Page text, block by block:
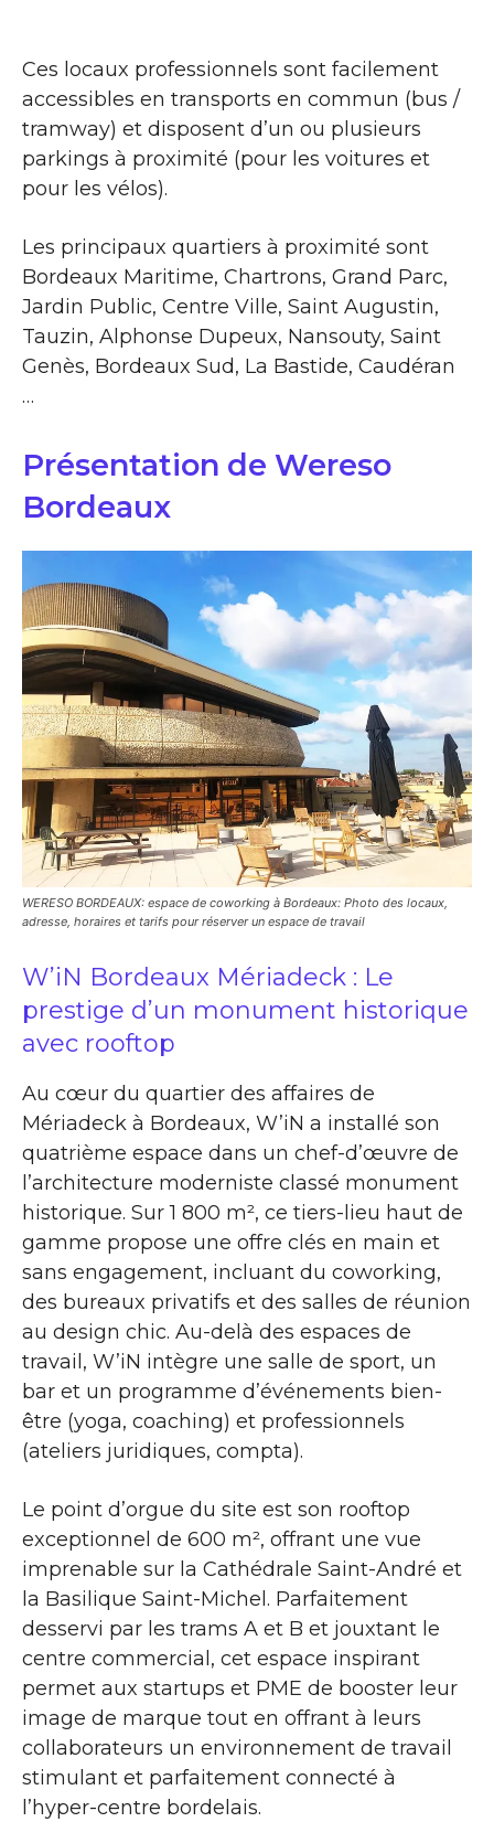
Ces locaux professionnels sont facilement
accessibles en transports en commun (bus /
tramway) et disposent d’un ou plusieurs
parkings à proximité (pour les voitures et
pour les vélos).
Les principaux quartiers à proximité sont
Bordeaux Maritime, Chartrons, Grand Parc,
Jardin Public, Centre Ville, Saint Augustin,
Tauzin, Alphonse Dupeux, Nansouty, Saint
Genès, Bordeaux Sud, La Bastide, Caudéran
…
Présentation de Wereso
Bordeaux
WERESO BORDEAUX: espace de coworking à Bordeaux: Photo des locaux,
adresse, horaires et tarifs pour réserver un espace de travail
W’iN Bordeaux Mériadeck : Le
prestige d’un monument historique
avec rooftop
Au cœur du quartier des affaires de
Mériadeck à Bordeaux, W’iN a installé son
quatrième espace dans un chef-d’œuvre de
l’architecture moderniste classé monument
historique. Sur 1 800 m², ce tiers-lieu haut de
gamme propose une offre clés en main et
sans engagement, incluant du coworking,
des bureaux privatifs et des salles de réunion
au design chic. Au-delà des espaces de
travail, W’iN intègre une salle de sport, un
bar et un programme d’événements bien-
être (yoga, coaching) et professionnels
(ateliers juridiques, compta).
Le point d’orgue du site est son rooftop
exceptionnel de 600 m², offrant une vue
imprenable sur la Cathédrale Saint-André et
la Basilique Saint-Michel. Parfaitement
desservi par les trams A et B et jouxtant le
centre commercial, cet espace inspirant
permet aux startups et PME de booster leur
image de marque tout en offrant à leurs
collaborateurs un environnement de travail
stimulant et parfaitement connecté à
l’hyper-centre bordelais.